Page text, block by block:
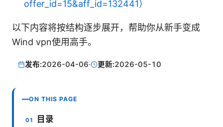
offer_id=15&aff_id=132441）
以下内容将按结构逐步展开，帮助你从新手变成
Wind vpn使用高手。
发布:2026-04-06· 更新:2026-05-10
ON THIS PAGE
目录